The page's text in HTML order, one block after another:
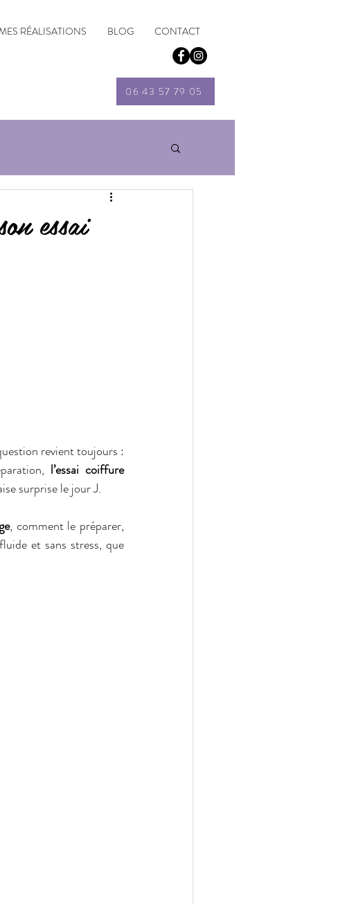
RÉALISATIONS BLOG CONTACT
06 43 57 79 05
essai
l’essai coiffure
surprise le jour J.
, comment le préparer,
et sans stress, que